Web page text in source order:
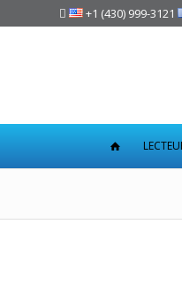
 +1 (430) 999-3121